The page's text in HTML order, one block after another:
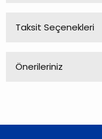
Taksit Seçenekleri
Önerileriniz